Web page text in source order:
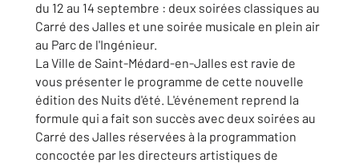
du 12 au 14 septembre : deux soirées classiques au
Carré des Jalles et une soirée musicale en plein air
au Parc de l'Ingénieur.
La Ville de Saint-Médard-en-Jalles est ravie de
vous présenter le programme de cette nouvelle
édition des Nuits d'été. L'événement reprend la
formule qui a fait son succès avec deux soirées au
Carré des Jalles réservées à la programmation
concoctée par les directeurs artistiques de